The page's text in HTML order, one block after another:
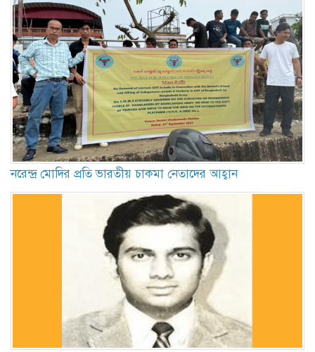
নরেন্দ্র মোদির প্রতি ভারতীয় চাকমা নেতাদের আহ্বান